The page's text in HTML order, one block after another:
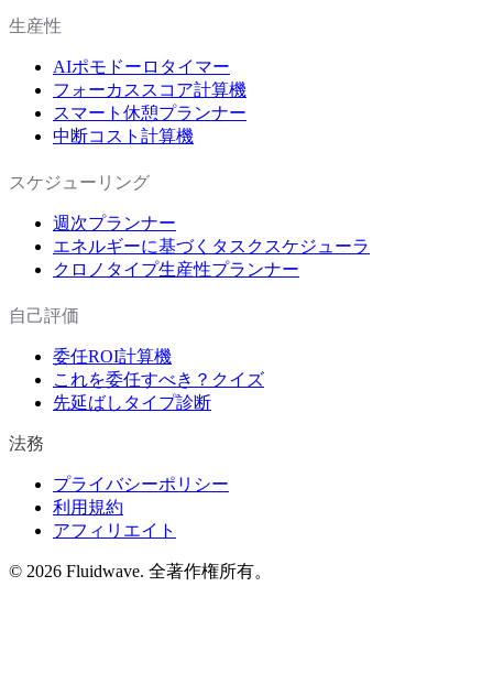
生産性
AIポモドーロタイマー
フォーカススコア計算機
スマート休憩プランナー
中断コスト計算機
スケジューリング
週次プランナー
エネルギーに基づくタスクスケジューラ
クロノタイプ生産性プランナー
自己評価
委任ROI計算機
これを委任すべき？クイズ
先延ばしタイプ診断
法務
プライバシーポリシー
利用規約
アフィリエイト
© 2026 Fluidwave. 全著作権所有。